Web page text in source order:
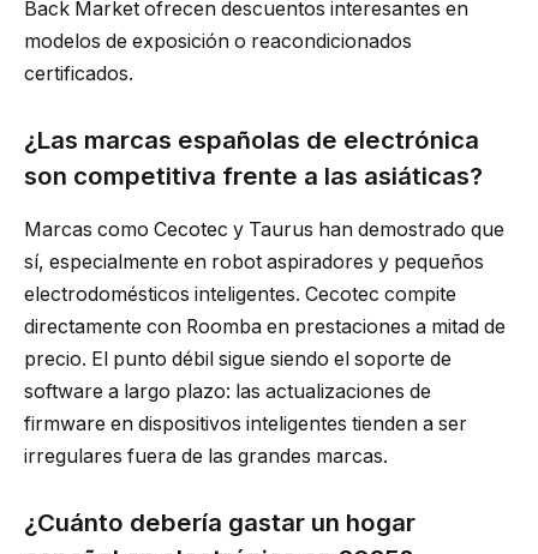
Back Market ofrecen descuentos interesantes en
modelos de exposición o reacondicionados
certificados.
¿Las marcas españolas de electrónica
son competitiva frente a las asiáticas?
Marcas como Cecotec y Taurus han demostrado que
sí, especialmente en robot aspiradores y pequeños
electrodomésticos inteligentes. Cecotec compite
directamente con Roomba en prestaciones a mitad de
precio. El punto débil sigue siendo el soporte de
software a largo plazo: las actualizaciones de
firmware en dispositivos inteligentes tienden a ser
irregulares fuera de las grandes marcas.
¿Cuánto debería gastar un hogar